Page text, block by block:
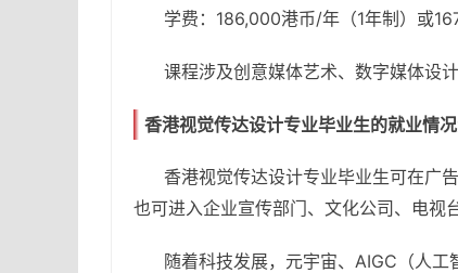
学费：186,000港币/年（1年制）或
课程涉及创意媒体艺术、数字媒体设
香港视觉传达设计专业毕业生的就业情况
香港视觉传达设计专业毕业生可在广
也可进入企业宣传部门、文化公司、电视
随着科技发展，元宇宙、AIGC（人